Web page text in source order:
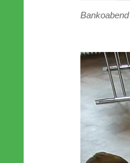
Bankoabend